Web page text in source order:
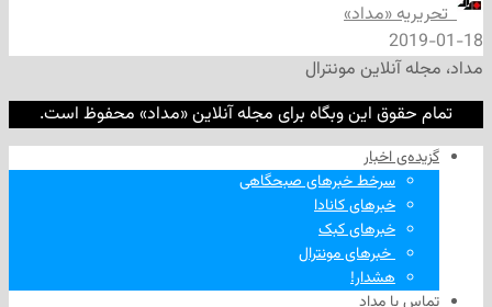
«مداد»
مونترال
این وبگاه برای مجله آنلاین «مداد» محفوظ است.
اخبار
سرخط خبرهای صبحگاهی
خبرهای کانادا
خبرهای کبک
‌ خبرهای مونترال